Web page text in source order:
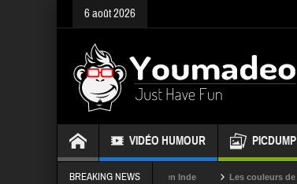
6 août 2026
VIDÉO HUMOUR PICDUMP
BREAKING NEWS
La fête des couleurs en Inde Les couleurs de l’automne